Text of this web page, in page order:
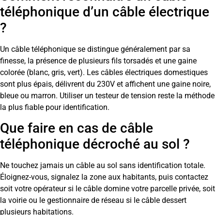
téléphonique d’un câble électrique
?
Un câble téléphonique se distingue généralement par sa
finesse, la présence de plusieurs fils torsadés et une gaine
colorée (blanc, gris, vert). Les câbles électriques domestiques
sont plus épais, délivrent du 230V et affichent une gaine noire,
bleue ou marron. Utiliser un testeur de tension reste la méthode
la plus fiable pour identification.
Que faire en cas de câble
téléphonique décroché au sol ?
Ne touchez jamais un câble au sol sans identification totale.
Éloignez-vous, signalez la zone aux habitants, puis contactez
soit votre opérateur si le câble domine votre parcelle privée, soit
la voirie ou le gestionnaire de réseau si le câble dessert
plusieurs habitations.